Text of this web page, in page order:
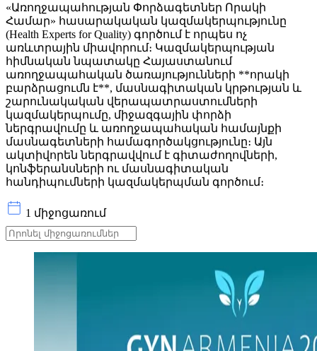
«Առողջապահության Փորձագետներ Որակի
Համար» հասարակական կազմակերպությունը
(Health Experts for Quality) գործում է որպես ոչ
առևտրային միավորում։ Կազմակերպության
հիմնական նպատակը Հայաստանում
առողջապահական ծառայությունների **որակի
բարձրացումն է**, մասնագիտական կրթության և
շարունակական վերապատրաստումների
կազմակերպումը, միջազգային փորձի
ներգրավումը և առողջապահական համայնքի
մասնագետների համագործակցությունը։ Այն
ակտիվորեն ներգրավվում է գիտաժողովների,
կոնֆերանսների ու մասնագիտական
հանդիպումների կազմակերպման գործում։
1 միջոցառում